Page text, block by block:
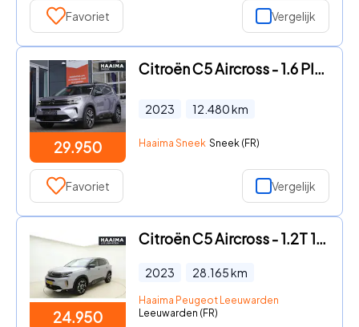
Favoriet Vergelijk
29.950
Citroën C5 Aircross - 1.6 Plug-in Hybrid 225 Shine Automaat | Parkeersensoren | Ac
2023 12.480km
Haaima Sneek Sneek (FR)
Favoriet Vergelijk
24.950
Citroën C5 Aircross - 1.2T 130pk C-Series | Comfort Seats | PHC Vering | Achteruit
2023 28.165km
Haaima Peugeot Leeuwarden
Leeuwarden (FR)